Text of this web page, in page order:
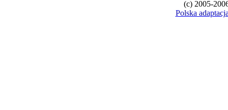
(c) 2005-
Polska